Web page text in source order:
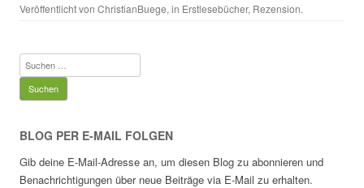
Veröffentlicht von ChristianBuege, in Erstlesebücher, Rezension.
Suchen
nach:
BLOG PER E-MAIL FOLGEN
Gib deine E-Mail-Adresse an, um diesen Blog zu abonnieren und
Benachrichtigungen über neue Beiträge via E-Mail zu erhalten.